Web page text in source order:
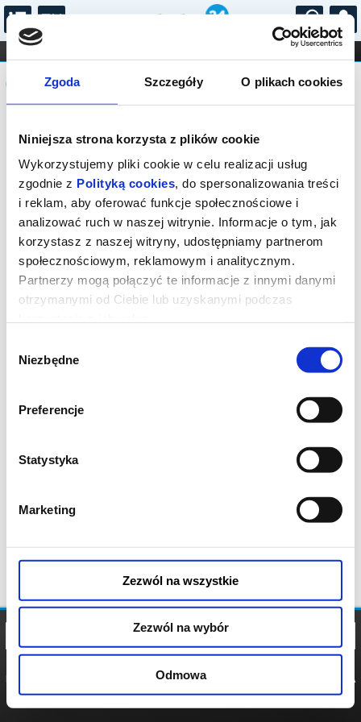
Zgoda Szczegóły O plikach cookies
Niniejsza strona korzysta z plików cookie
Wykorzystujemy pliki cookie w celu realizacji usług
zgodnie z Polityką cookies, do spersonalizowania treści
i reklam, aby oferować funkcje społecznościowe i
analizować ruch w naszej witrynie. Informacje o tym, jak
korzystasz z naszej witryny, udostępniamy partnerom
społecznościowym, reklamowym i analitycznym.
Partnerzy mogą połączyć te informacje z innymi danymi
otrzymanymi od Ciebie lub uzyskanymi podczas
zgody
Niezbędne
Preferencje
Statystyka
Marketing
Zezwól na wszystkie
Zezwól na wybór
Odmowa
...
FILHARMONIA OPERA I BALET
STAND-UP
DLA DZIECI
Komunikat
Sprzedaż biletów on-line na wydarzenie
została zakończona.
POLITYKA
POLITYKA